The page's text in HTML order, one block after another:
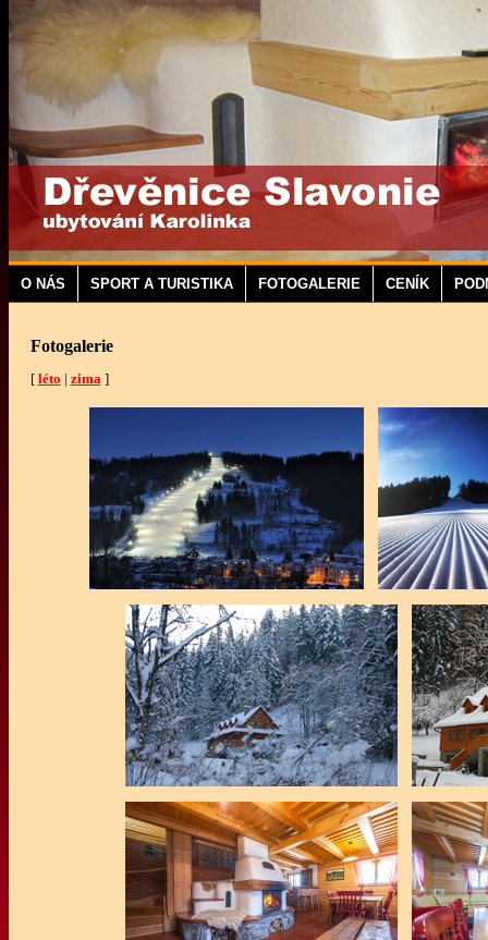
O NÁS SPORT A TURISTIKA FOTOGALERIE CENÍK
Fotogalerie
[ léto | zima]